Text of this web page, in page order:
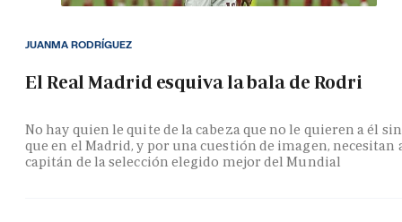
El Real Madrid esquiva la bala de Rodri
No hay quien le quite de la cabeza que no le quieren a él
que en el Madrid, y por una cuestión de imagen, necesitan
capitán de la selección elegido mejor del Mundial
JUANMA RODRÍGUEZ